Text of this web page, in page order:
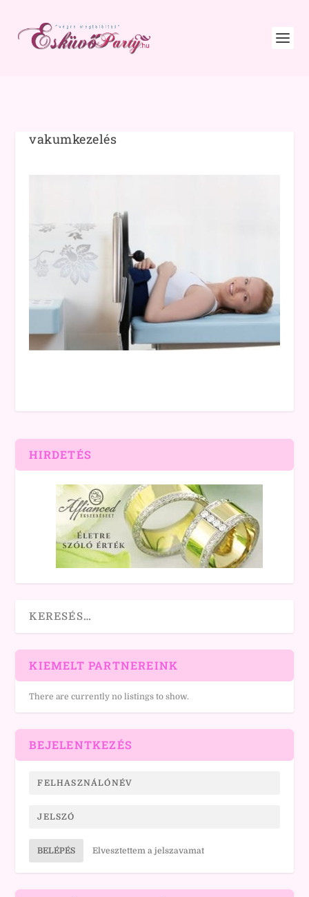
vakumkezelés
HIRDETÉS
KIEMELT PARTNEREINK
There are currently no listings to show.
BEJELENTKEZÉS
BELÉPÉS Elvesztettem a jelszavamat